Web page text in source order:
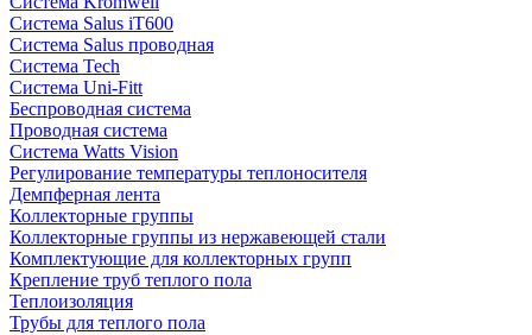
Система Salus iT600
Система Salus проводная
Система Tech
Система Uni-Fitt
Беспроводная система
Проводная система
Система Watts Vision
Регулирование температуры теплоносителя
Демпферная лента
Коллекторные группы
Коллекторные группы из нержавеющей стали
Комплектующие для коллекторных групп
Крепление труб теплого пола
Теплоизоляция
Трубы для теплого пола